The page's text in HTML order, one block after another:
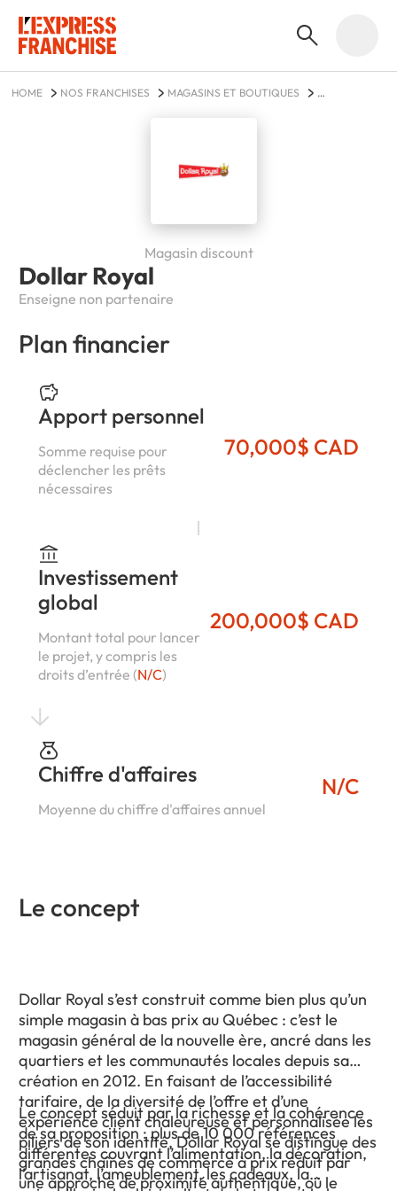
HOME NOS FRANCHISES
MAGASINS ET BOUTIQUES
Dollar Royal
Enseigne non partenaire
Magasin discount
Plan financier
Apport personnel
Somme requise pour
déclencher les prêts
nécessaires
70,000$ CAD
Investissement
global
Montant total pour lancer
le projet, y compris les
droits d’entrée (N/C)
200,000$ CAD
Chiffre d'affaires
Moyenne du chiffre d'affaires annuel
N/C
Le concept
Dollar Royal s’est construit comme bien plus qu’un
simple magasin à bas prix au Québec : c’est le
magasin général de la nouvelle ère, ancré dans les
quartiers et les communautés locales depuis sa
création en 2012. En faisant de l’accessibilité
tarifaire, de la diversité de l’offre et d’une
expérience client chaleureuse et personnalisée les
piliers de son identité, Dollar Royal se distingue des
grandes chaînes de commerce à prix réduit par
une approche de proximité authentique, où le
Le concept séduit par la richesse et la cohérence
de sa proposition : plus de 10 000 références
différentes couvrant l’alimentation, la décoration,
l’artisanat, l’ameublement, les cadeaux, la